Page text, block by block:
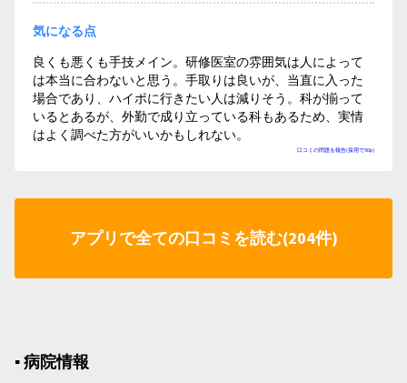
口コミの問題を報告(採用で50p)
気になる点
良くも悪くも手技メイン。研修医室の雰囲気は人によって
は本当に合わないと思う。手取りは良いが、当直に入った
場合であり、ハイポに行きたい人は減りそう。科が揃って
いるとあるが、外勤で成り立っている科もあるため、実情
はよく調べた方がいいかもしれない。
アプリで全ての口コミを読む(204件)
▪︎ 病院情報